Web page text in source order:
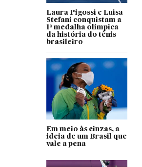
Laura Pigossi e Luisa
Stefani conquistam a
1ª medalha olímpica
da história do tênis
brasileiro
Em meio às cinzas, a
ideia de um Brasil que
vale a pena